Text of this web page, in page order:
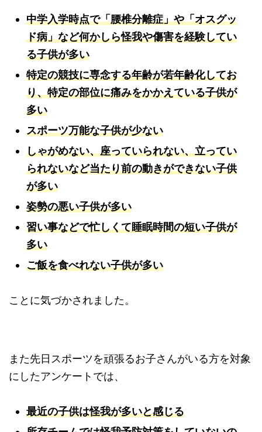
中学入学時点で「腰椎分離症」や「オスグッ
ド病」など何かしら怪我や傷害を経験してい
る子供が多い
特定の競技に専念する年齢が若年齢化してお
り、特定の部位に痛みをかかえている子供が
多い
スポーツ万能な子供が少ない
しゃがめない、座っていられない、立ってい
られないなど当たり前の動きができない子供
が多い
姿勢の悪い子供が多い
習い事などで忙しくて睡眠時間の短い子供が
多い
ご飯を食べれない子供が多い
ことに気づかされました。
また先日スポーツを頑張るお子さんがいる方を対象
にしたアンケートでは、
最近の子供は怪我が多いと感じる